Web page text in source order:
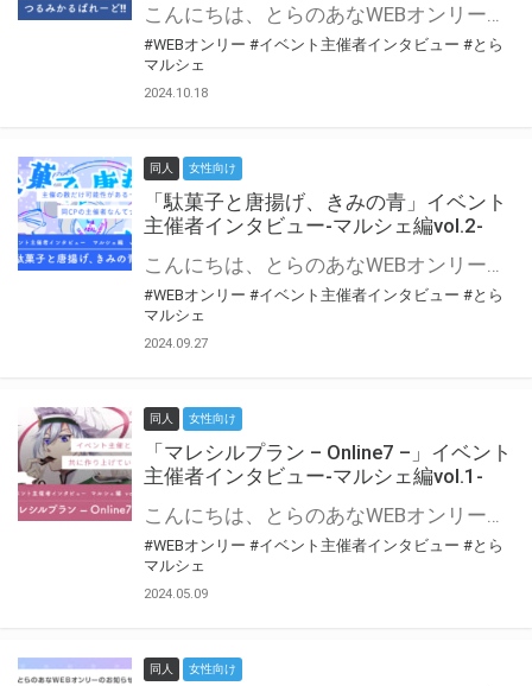
こんにちは、とらのあなWEBオンリー運営スタッフです。 新たにお届けする、イベント主催者インタビュー-マルシェ編-は、 とらのあなWEBオンリー「マルシェ」をご利用した主催様に 「マルシェ」を使って開催した感想や心がけをお聞きする企画です。 今回は、WEBオンリー初開催「つるみかるぱれーど
#WEBオンリー #イベント主催者インタビュー #とら
マルシェ
2024.10.18
同人 女性向け
「駄菓子と唐揚げ、きみの青」イベント
主催者インタビュー-マルシェ編vol.2-
こんにちは、とらのあなWEBオンリー運営スタッフです。 新たにお届けする、イベント主催者インタビュー-マルシェ編-は、 とらのあなWEBオンリー「マルシェ」をご利用の主催様に 「マルシェ」を使ってイベントを開催した感想や心がけをお聞きする企画です。 今回は、WEBオンリー初開催「駄菓子と唐揚げ、きみの青」より、 主催のぎこ六屋様にお話を伺いました。 協力：ぎこ六屋様／イベント公式Twitter（@krkgwks） とらのあなWEBオンリー「マルシェ」とは？ WEBオンリーでリアルタイムでコミュニケーションがとれるオンライン会場です。
#WEBオンリー #イベント主催者インタビュー #とら
マルシェ
2024.09.27
同人 女性向け
「マレシルプラン – Online7 –」イベント
主催者インタビュー-マルシェ編vol.1-
こんにちは、とらのあなWEBオンリー運営スタッフです。 新たにお届けする、イベント主催者インタビュー-マルシェ編-は、 とらのあなWEBオンリー「マルシェ」をご利用した主催様に 「マルシェ」を使って開催した感想や心がけをお聞きする企画です。 今回は、WEBオンリー開催7回目迎えた「マレシルプラン – Online7 –」より、 主催の玉川うた様にお話を伺いました。 ▼マレシルプランのインタビュー前回記事 「イベント主催者インタビュー vol.6」はこちら 協力：玉川うた様（マレシルプラン実行委員会 代表）／イベント公式Twitter（@mallesil_plan） とらのあなWEBオンリー「マルシェ」とは？ WEBオンリーでリアルタイムでコミュニケーションがとれるオンライン会場です。
#WEBオンリー #イベント主催者インタビュー #とら
マルシェ
2024.05.09
同人 女性向け